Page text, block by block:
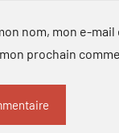
nom, mon e-mail
prochain